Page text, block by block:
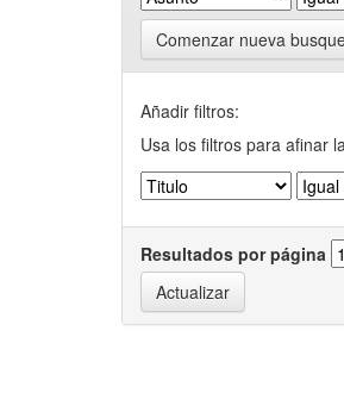
Comenzar nueva
Añadir filtros:
Usa los filtros para afinar
Resultados por página